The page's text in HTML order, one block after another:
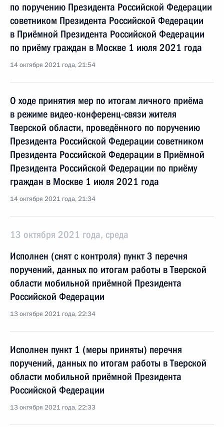
по поручению Президента Российской Федерации
советником Президента Российской Федерации
в Приёмной Президента Российской Федерации
по приёму граждан в Москве 1 июля 2021 года
14 октября 2021 года, 21:54
О ходе принятия мер по итогам личного приёма
в режиме видео-конференц-связи жителя
Тверской области, проведённого по поручению
Президента Российской Федерации советником
Президента Российской Федерации в Приёмной
Президента Российской Федерации по приёму
граждан в Москве 1 июля 2021 года
14 октября 2021 года, 21:34
13 октября 2021 года, среда
Исполнен (снят с контроля) пункт 3 перечня
поручений, данных по итогам работы в Тверской
области мобильной приёмной Президента
Российской Федерации
13 октября 2021 года, 22:34
Исполнен пункт 1 (меры приняты) перечня
поручений, данных по итогам работы в Тверской
области мобильной приёмной Президента
Российской Федерации
13 октября 2021 года, 22:33